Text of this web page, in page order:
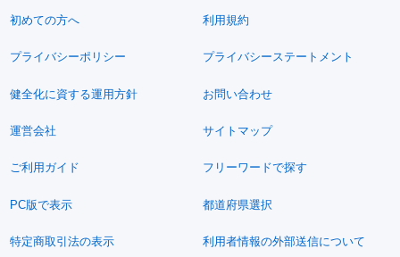
初めての方へ 利用規約
プライバシーポリシー プライバシーステートメント
健全化に資する運用方針 お問い合わせ
運営会社 サイトマップ
ご利用ガイド フリーワードで探す
PC版で表示 都道府県選択
特定商取引法の表示 利用者情報の外部送信について